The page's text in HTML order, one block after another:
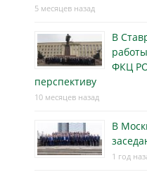
5 месяцев назад
В
ФКЦ
перспективу
10 месяцев назад
В
1 год